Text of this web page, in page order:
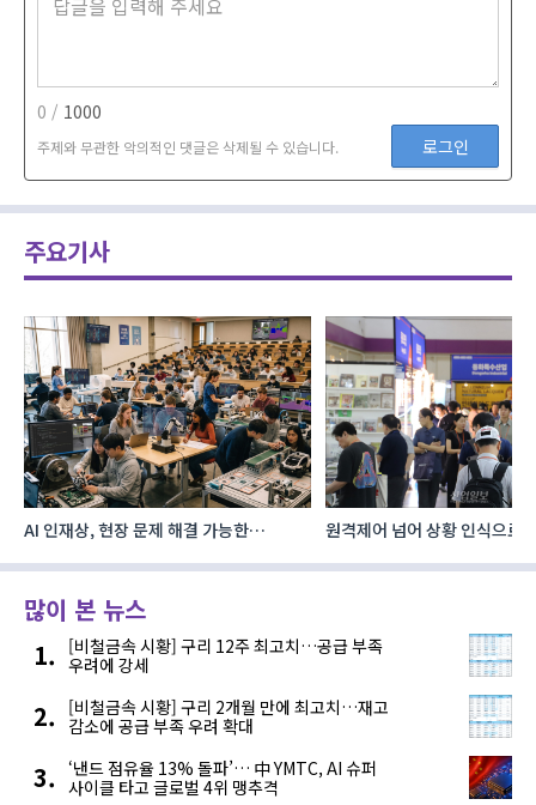
0 / 1000
주제와 무관한 악의적인 댓글은 삭제될 수 있습니다. 로그인
주요기사
AI 인재상, 현장 문제 해결 가능한
원격제어 넘어 상황 인식으로,
많이 본 뉴스
[비철금속 시황] 구리 12주 최고치…공급 부족
우려에 강세
[비철금속 시황] 구리 2개월 만에 최고치…재고
감소에 공급 부족 우려 확대
‘낸드 점유율 13% 돌파’… 中 YMTC, AI 슈퍼
사이클 타고 글로벌 4위 맹추격